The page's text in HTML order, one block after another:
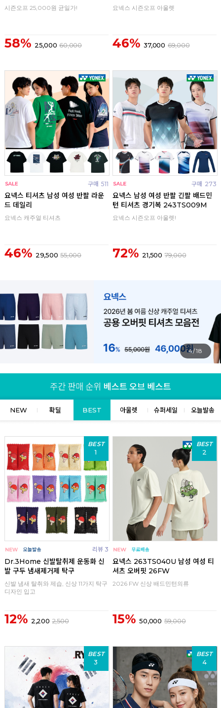
시즌오프 25,000원 균일가!
58% 25,000 60,000
요넥스 시즌오프 아울렛
46% 37,000 69,000
구매 511
요넥스 티셔츠 남성 여성 반팔 라운
드 데일리
요넥스 캐주얼 티셔츠
46% 29,500 55,000
구매 273
요넥스 남성 여성 반팔 긴팔 배드민
턴 티셔츠 경기복 243TS009M
요넥스 시즌오프 아울렛!
72% 21,500 79,000
4/18
NEW 확딜 BEST 아울렛 슈퍼세일 오늘발송
BEST
1
리뷰 3
Dr.3Home 신발탈취제 운동화 신
발 구두 냄새제거제 탁구
신발 냄새 탈취와 제습, 신상 11가지 탁구
디자인 입고
12% 2,200 2,500
BEST
2
요넥스 263TS040U 남성 여성 티
셔츠 오버핏 26FW
2026 FW 신상 배드민턴의류
15% 50,000 59,000
BEST
3
BEST
4